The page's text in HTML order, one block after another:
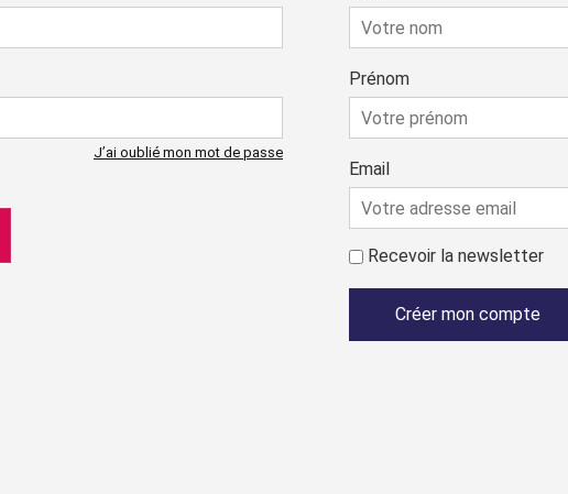
J’ai oublié mon mot de passe
Prénom
Email
Recevoir la newsletter